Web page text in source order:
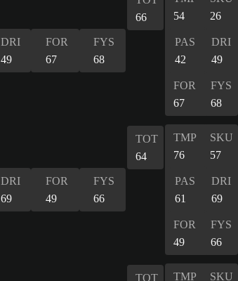
DRI
49
FOR
67
FYS
68
66
54
26
PAS
42
DRI
49
FOR
67
FYS
68
DRI
69
FOR
49
FYS
66
TOT
64
TMP
76
SKU
57
PAS
61
DRI
69
FOR
49
FYS
66
TOT TMP SKU